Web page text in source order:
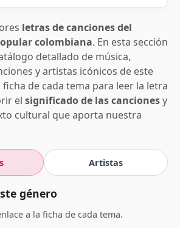
letras de canciones del
colombiana. En esta sección
detallado de música,
y artistas icónicos de este
ficha de cada tema para leer la letra
el significado de las cancionesy
cultural que aporta nuestra
Artistas
género
a la ficha de cada tema.